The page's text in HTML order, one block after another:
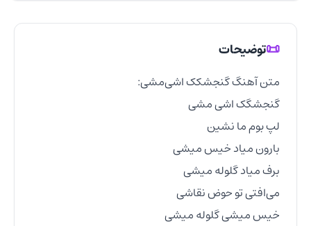
📜توضیحات